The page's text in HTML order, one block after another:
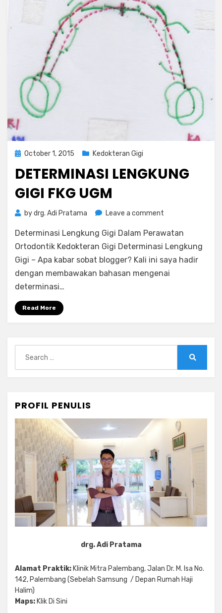
Posted
October 1, 2015 Kedokteran Gigi
DETERMINASI LENGKUNG
GIGI FKG UGM
bydrg. Adi Pratama Leave a comment
Lengkung
Gigi
FKG
Determinasi Lengkung Gigi Dalam Perawatan
Ortodontik Kedokteran Gigi Determinasi Lengkung
Gigi – Apa kabar sobat blogger? Kali ini saya hadir
dengan membawakan bahasan mengenai
determinasi…
Read More
for:
PROFIL PENULIS
drg. Adi Pratama
Alamat Praktik: Klinik Mitra Palembang, Jalan Dr. M. Isa No.
142, Palembang (Sebelah Samsung / Depan Rumah Haji
Halim)
Maps: Klik Di Sini